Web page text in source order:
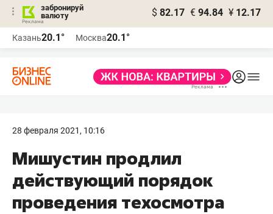
забронируй
валюту
$ 82.17 € 94.84 ¥ 12.17
Казань20.1° Москва20.1°
28 февраля 2021, 10:16
Мишустин продлил
действующий порядок
проведения техосмотра